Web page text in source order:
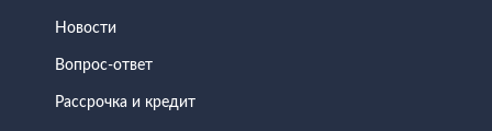
Новости
Вопрос-ответ
Рассрочка и кредит